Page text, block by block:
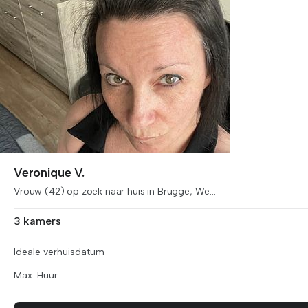
Veronique V.
Vrouw (42) op zoek naar huis in Brugge, We...
3 kamers
Ideale verhuisdatum
Max. Huur